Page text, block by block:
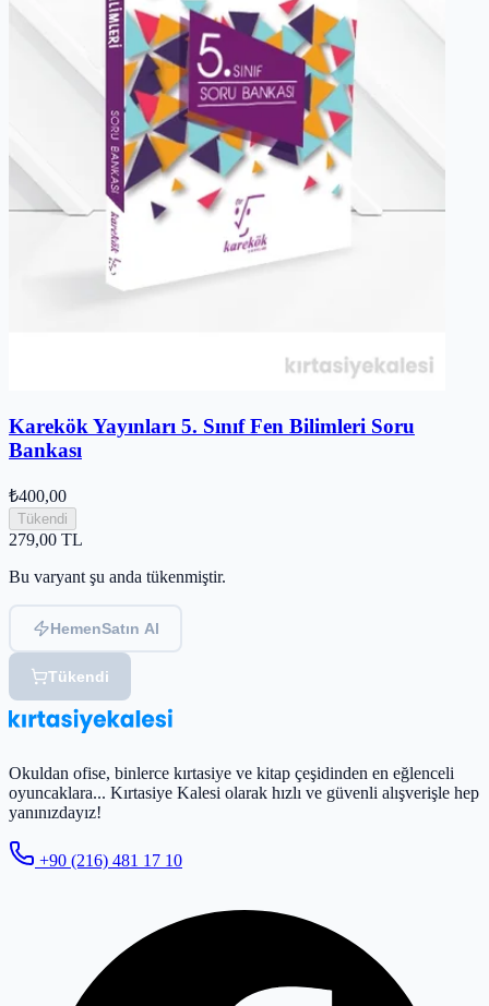
Karekök Yayınları 5. Sınıf Fen Bilimleri Soru
Bankası
₺400,00
Tükendi
279,00 TL
Bu varyant şu anda tükenmiştir.
HemenSatın Al
Tükendi
Okuldan ofise, binlerce kırtasiye ve kitap çeşidinden en eğlenceli
oyuncaklara... Kırtasiye Kalesi olarak hızlı ve güvenli alışverişle hep
yanınızdayız!
+90 (216) 481 17 10